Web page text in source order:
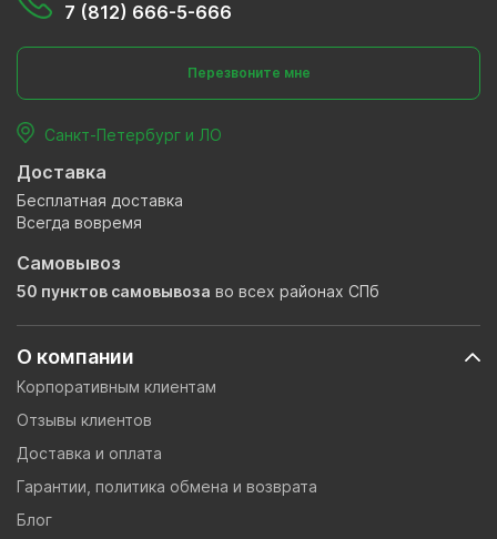
О компании
Корпоративным клиентам
Отзывы клиентов
Доставка и оплата
Гарантии, политика обмена и возврата
Блог
7 (812) 666-5-666
Перезвоните мне
Санкт-Петербург и ЛО
Доставка
Бесплатная доставка
Всегда вовремя
Самовывоз
50 пунктов самовывоза во всех районах СПб